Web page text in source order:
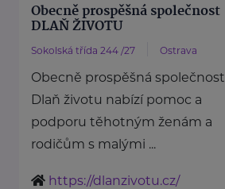
Obecně prospěšná společnost
DLAŇ ŽIVOTU
Sokolská třída 244 /27 Ostrava
Obecně prospěšná společnost
Dlaň životu nabízí pomoc a
podporu těhotným ženám a
rodičům s malými ...
https://dlanzivotu.cz/